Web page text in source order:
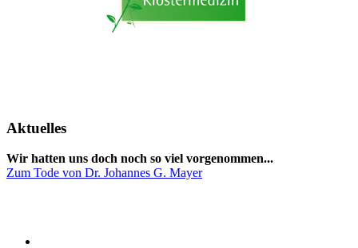
Aktuelles
Wir hatten uns doch noch so viel vorgenommen...
Zum Tode von Dr. Johannes G. Mayer